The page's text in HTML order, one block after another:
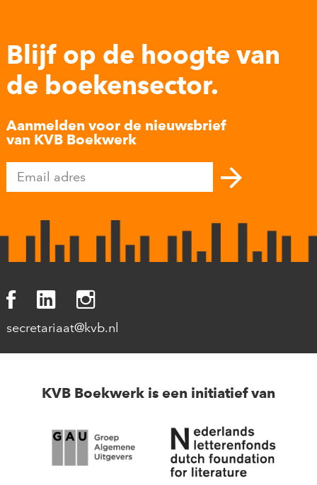
Blijf op de hoogte van
de boekensector.
Aanmelden voor de nieuwsbrief
van KVB Boekwerk
secretariaat@kvb.nl
KVB Boekwerk is een initiatief van